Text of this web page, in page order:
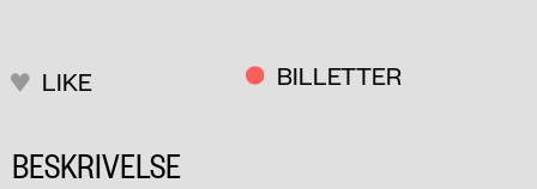
BESKRIVELSE
BILLETTER
LIKE